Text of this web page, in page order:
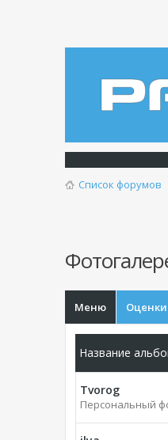
Список форумов
Меню
Название
Tvorog
Персональный